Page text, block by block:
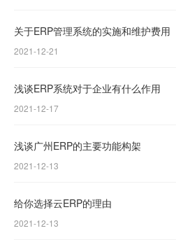
关于ERP管理系统的实施和维护费用
2021-12-21
浅谈ERP系统对于企业有什么作用
2021-12-17
浅谈广州ERP的主要功能构架
2021-12-13
给你选择云ERP的理由
2021-12-13
4155
1237-